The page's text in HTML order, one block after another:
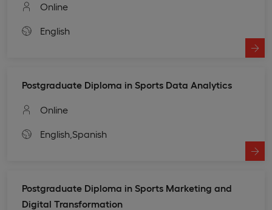
Online
English
Postgraduate Diploma in Sports Data Analytics
Online
English, Spanish
Postgraduate Diploma in Sports Marketing and
Digital Transformation